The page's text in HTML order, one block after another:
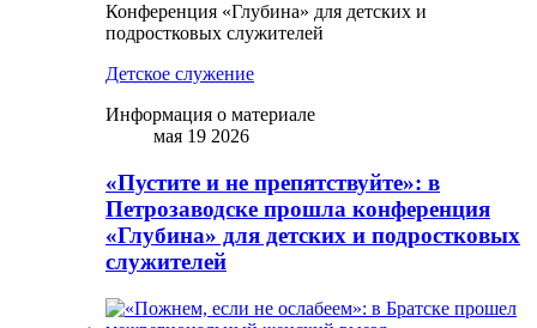
Конференция «Глубина» для детских и
подростковых служителей
Детское служение
Информация о материале
мая 19 2026
«Пустите и не препятствуйте»: в
Петрозаводске прошла конференция
«Глубина» для детских и подростковых
служителей